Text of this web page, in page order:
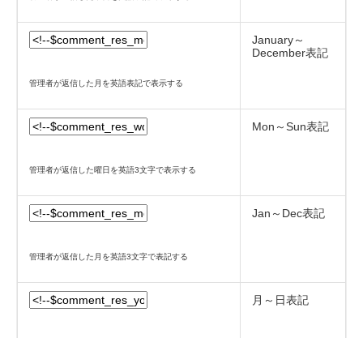
管理者が返信した月を英語表記で表示する
January～
December表記
管理者が返信した曜日を英語3文字で表示する
Mon～Sun表記
管理者が返信した月を英語3文字で表記する
Jan～Dec表記
月～日表記